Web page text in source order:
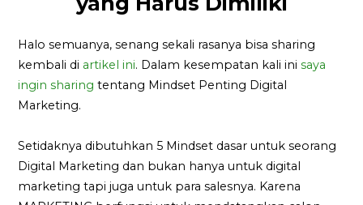
Halo semuanya, senang sekali rasanya bisa sharing
kembali di artikel ini. Dalam kesempatan kali inisaya
ingin sharing tentang Mindset Penting Digital
Marketing.
Setidaknya dibutuhkan 5 Mindset dasar untuk seorang
Digital Marketing dan bukan hanya untuk digital
marketing tapi juga untuk para salesnya. Karena